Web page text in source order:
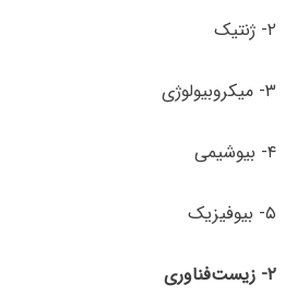
۲- ژنتیک
۳- میکروبیولوژی
۴- بیوشیمی
۵- بیوفیزیک
۲- زیست‌­فناوری